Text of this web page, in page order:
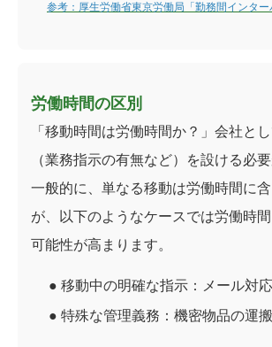
参考：厚生労働省東京労働局「勤務間インター
労働時間の区別
「移動時間は労働時間か？」会社と
（業務指示の有無など）を設ける必要
一般的に、単なる移動は労働時間に
が、以下のようなケースでは労働時
可能性が高まります。
● 移動中の明確な指示：
メール対
● 特殊な管理義務： 機密物品の運